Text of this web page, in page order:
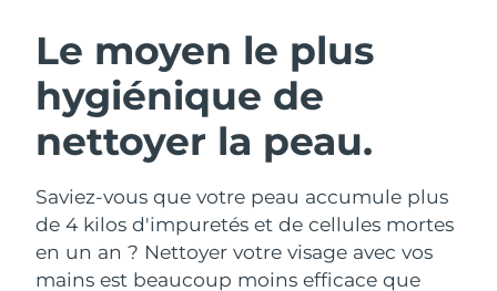
Le moyen le plus
hygiénique de
nettoyer la peau.
Saviez-vous que votre peau accumule plus
de 4 kilos d'impuretés et de cellules mortes
en un an ? Nettoyer votre visage avec vos
mains est beaucoup moins efficace que
Nettoyage du visage
Anti-aging massage
LUNA™ 4 Plus
Lifting
Microcurrent toning
BEAR™ 2 go
Hydratation Soin bucco-dentaire
Autriche Livraison estimée
Bahreïn Livraison estimée
Belgique Livraison estimée
Bermudes Livraison estimée8/17/26
Bosnie-Herzégovine Livraison estimée